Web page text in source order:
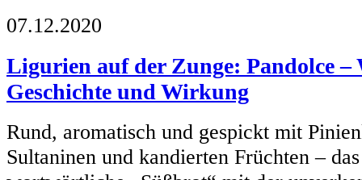
07.12.2020
Ligurien auf der Zunge: Pandolce –
Geschichte und Wirkung
Rund, aromatisch und gespickt mit
Sultaninen und kandierten Früchten –